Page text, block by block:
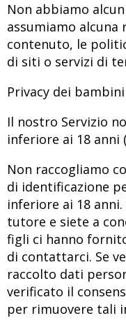
Non abbiamo
assumiamo
contenuto, le
di siti o servizi di
Privacy dei bambini
Il nostro Servizio
inferiore ai 18 anni
Non raccogliamo
di identificazione
inferiore ai 18
tutore e siete a
figli ci hanno
di contattarci. Se
raccolto dati
verificato il
per rimuovere tali